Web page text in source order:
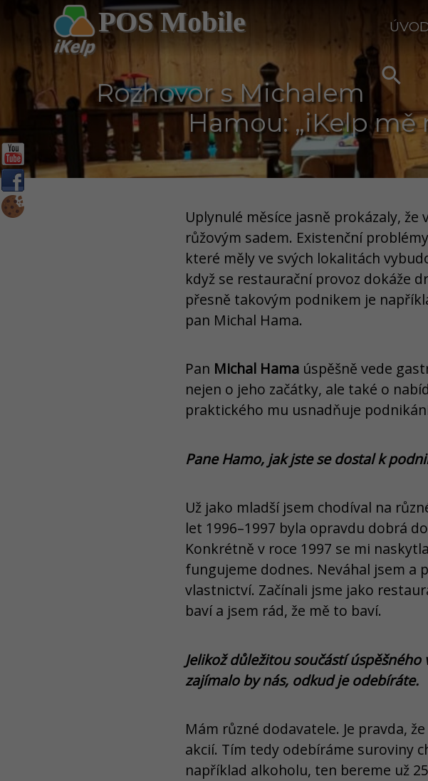
POS Mobile

Rozhovor s Michalem
Hamou: „iKelp mě
Uplynulé měsíce jasně prokázaly,
růžovým sadem. Existenční
které měly ve svých lokalitách
když se restaurační provoz dokáže
přesně takovým podnikem je
pan Michal Hama.
Pan Michal Hama úspěšně vede
nejen o jeho začátky, ale také o
praktického mu usnadňuje
Pane Hamo, jak jste se dostal k
Už jako mladší jsem chodíval na
let 1996–1997 byla opravdu dobrá
Konkrétně v roce 1997 se mi
fungujeme dodnes. Neváhal jsem a
vlastnictví. Začínali jsme jako
baví a jsem rád, že mě to baví.
Jelikož důležitou součástí
zajímalo by nás, odkud je odebíráte.
Mám různé dodavatele. Je pravda,
akcií. Tím tedy odebíráme suroviny
například alkoholu, ten bereme už